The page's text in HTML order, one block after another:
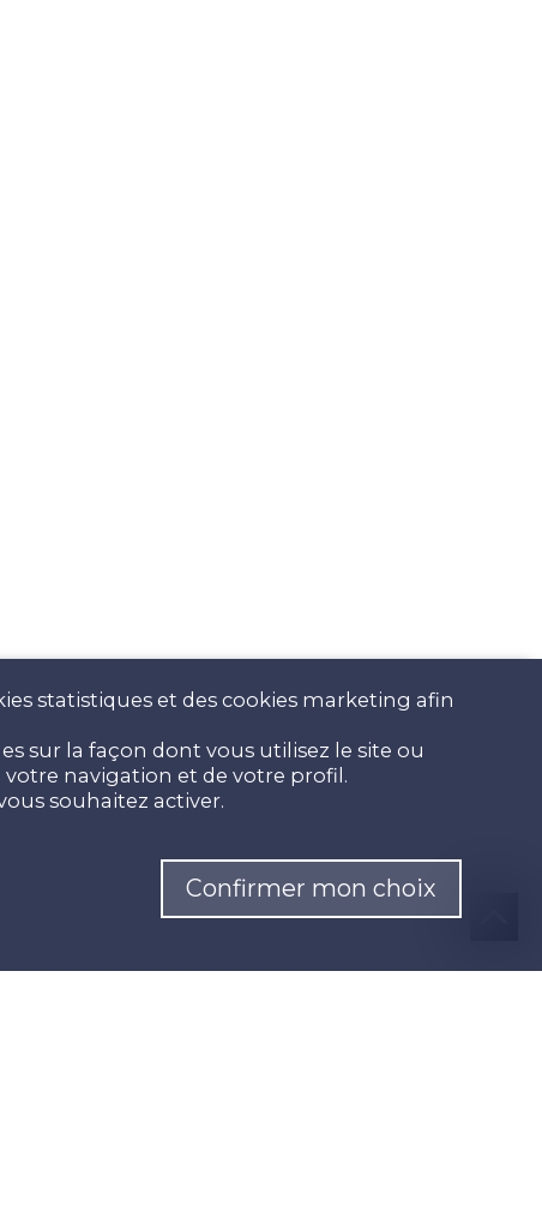
statistiques et des cookies marketing afin
sur la façon dont vous utilisez le site ou
navigation et de votre profil.
souhaitez activer.
Confirmer mon choix